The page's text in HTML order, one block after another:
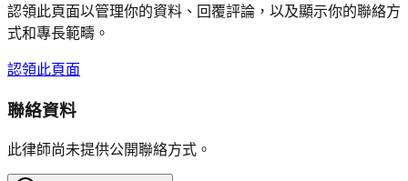
認領此頁面以管理你的資料、回覆評論，以及顯示你的聯絡方
式和專長範疇。
認領此頁面
聯絡資料
此律師尚未提供公開聯絡方式。